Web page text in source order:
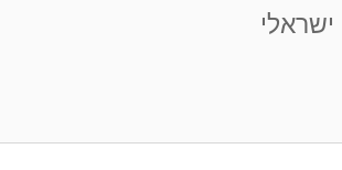
ישראלי